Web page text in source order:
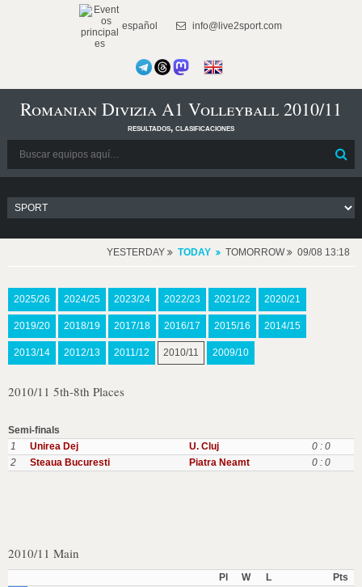
español info@live2sport.com
Romanian Divizia A1 Volleyball 2010/11
resultados, clasificaciones
YESTERDAY TODAY TOMORROW 09/08 13:18
2025/26 2024/25 2023/24 2022/23 2021/22 2020/21
2019/20 2018/19 2017/18 2016/17 2015/16 2014/15
2013/14 2012/13 2011/12 2010/11 2009/10
2010/11 5th-8th Places
Semi-finals
1
Unirea Dej U. Cluj
0 : 0
2
Steaua Bucuresti Piatra Neamt 0 : 0
2010/11 Main
Pl W L
Pts